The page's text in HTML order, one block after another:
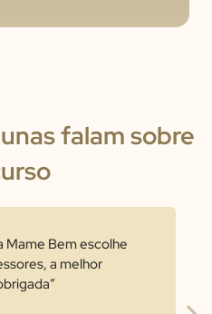
falam sobre
Mame Bem escolhe
a melhor